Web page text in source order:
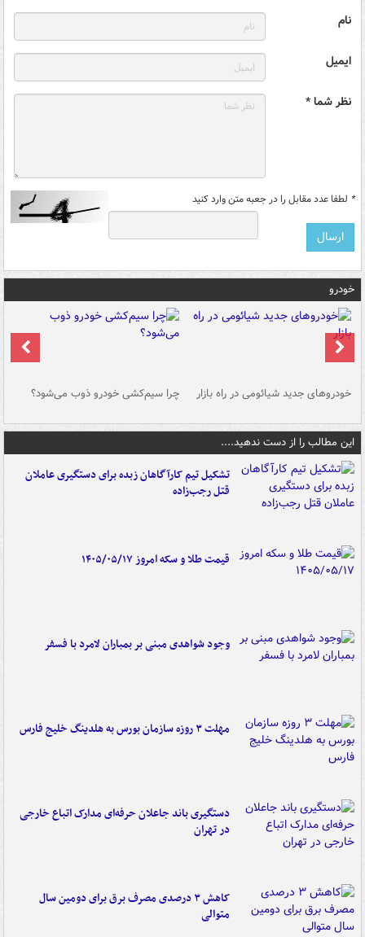
نام
ایمیل
نظر شما *
* لطفا عدد مقابل را در جعبه متن وارد کنید
خودرو
خودروهای جدید شیائومی در راه بازار چرا سیم‌کشی خودرو ذوب می‌شود؟
این مطالب را از دست ندهید....
تشکیل تیم کارآگاهان زبده برای دستگیری عاملان
قتل رجب‌زاده
قیمت طلا و سکه امروز ۱۴۰۵/۰۵/۱۷
وجود شواهدی مبنی بر بمباران لامرد با فسفر
مهلت ۳ روزه سازمان بورس به هلدینگ خلیج فارس
دستگیری باند جاعلان حرفه‌ای مدارک اتباع خارجی
در تهران
کاهش ۳ درصدی مصرف برق برای دومین سال
متوالی